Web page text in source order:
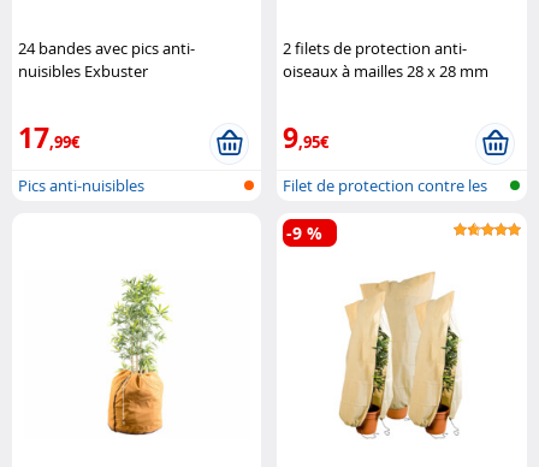
24 bandes avec pics anti-
nuisibles Exbuster
17,99€
Pics anti-nuisibles
2 filets de protection anti-
oiseaux à mailles 28 x 28 mm
9,95€
Filet de protection contre les
oise..
-9 %